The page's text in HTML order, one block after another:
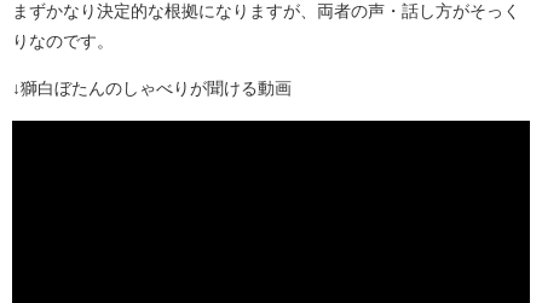
まずかなり決定的な根拠になりますが、両者の声・話し方がそっく
りなのです。
↓獅白ぼたんのしゃべりが聞ける動画